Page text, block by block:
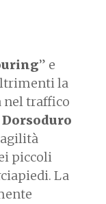
” e
la
nel traffico
Dorsoduro
piccoli
La